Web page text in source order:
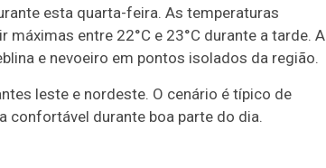
esta quarta-feira. As temperaturas
entre 22°C e 23°C durante a tarde. A
e nevoeiro em pontos isolados da região.
leste e nordeste. O cenário é típico de
confortável durante boa parte do dia.